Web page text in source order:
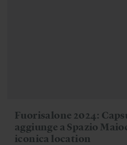
Fuorisalone 2024:
aggiunge a Spazio
iconica location